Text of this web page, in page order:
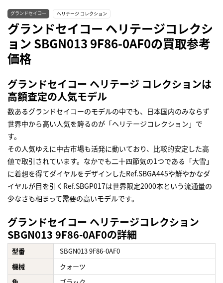
グランドセイコー ヘリテージ コレクション
グランドセイコー ヘリテージコレクシ
ョン SBGN013 9F86-0AF0の買取参考
価格
グランドセイコー ヘリテージ コレクションは
高額査定の人気モデル
数あるグランドセイコーのモデルの中でも、日本国内のみならず
世界中から高い人気を誇るのが「ヘリテージコレクション」で
す。
その人気ゆえに中古市場も活発に動いており、比較的安定した高
値で取引されています。なかでも二十四節気の1つである「大雪」
に着想を得てダイヤルをデザインしたRef.SBGA445や鮮やかなダ
イヤルが目を引くRef.SBGP017は世界限定2000本という流通量の
少なさも相まって需要の高いモデルです。
グランドセイコー ヘリテージコレクション
SBGN013 9F86-0AF0の詳細
型番
SBGN013 9F86-0AF0
機械
クォーツ